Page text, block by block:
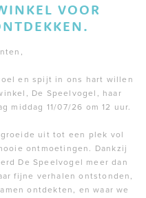
VOOR
en spijt in ons hart willen
De Speelvogel, haar
middag 11/07/26 om 12 uur.
uit tot een plek vol
ontmoetingen. Dankzij
De Speelvogel meer dan
fijne verhalen ontstonden,
ontdekten, en waar we